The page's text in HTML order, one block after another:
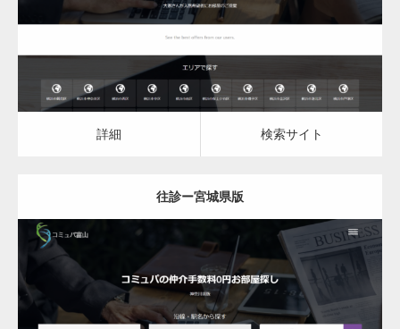
詳細 検索サイト
詳細 検索サイト
往診ー宮城県版
更新日： 2023.03.08